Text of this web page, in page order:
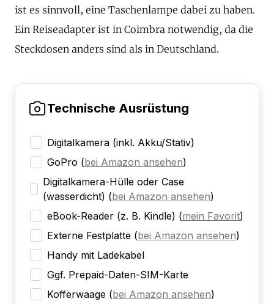
ist es sinnvoll, eine Taschenlampe dabei zu haben.
Ein Reiseadapter ist in Coimbra notwendig, da die
Steckdosen anders sind als in Deutschland.
Technische Ausrüstung
Digitalkamera (inkl. Akku/Stativ)
GoPro (bei Amazon ansehen)
Digitalkamera-Hülle oder Case
(wasserdicht) (bei Amazon ansehen)
eBook-Reader (z. B. Kindle) (mein Favorit)
Externe Festplatte (bei Amazon ansehen)
Handy mit Ladekabel
Ggf. Prepaid-Daten-SIM-Karte
Kofferwaage (bei Amazon ansehen)